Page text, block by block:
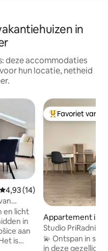
in
deze accommodaties
hun locatie, netheid
Gemiddelde beoordeling van
4,93 (14)
en licht
in
aan
is
Topfavoriet van
Favoriet van
Appartement in
o
Studio PriRadnici,
airconditioning
💫 Ontspan in stijl en
in deze gezellige,